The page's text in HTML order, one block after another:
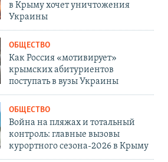
в Крыму хочет уничтожения
Украины
ОБЩЕСТВО
Как Россия «мотивирует»
крымских абитуриентов
поступать в вузы Украины
ОБЩЕСТВО
Война на пляжах и тотальный
контроль: главные вызовы
курортного сезона-2026 в Крыму